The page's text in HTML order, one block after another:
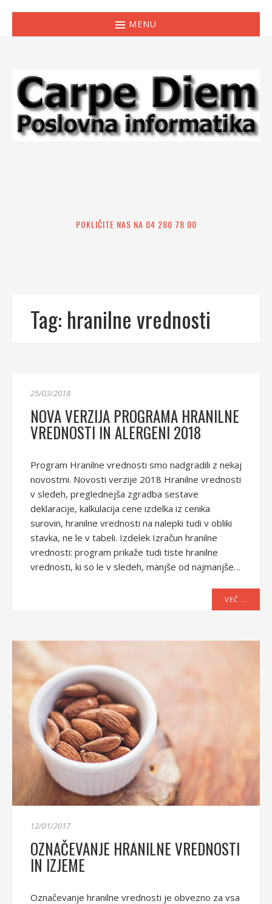
MENU
POKLIČITE NAS NA 04 280 78 00
Tag: hranilne vrednosti
25/03/2018
NOVA VERZIJA PROGRAMA HRANILNE
VREDNOSTI IN ALERGENI 2018
Program Hranilne vrednosti smo nadgradili z nekaj
novostmi. Novosti verzije 2018 Hranilne vrednosti
v sledeh, preglednejša zgradba sestave
deklaracije, kalkulacija cene izdelka iz cenika
surovin, hranilne vrednosti na nalepki tudi v obliki
stavka, ne le v tabeli. Izdelek Izračun hranilne
vrednosti: program prikaže tudi tiste hranilne
vrednosti, ki so le v sledeh, manjše od najmanjše…
VEČ …
12/01/2017
OZNAČEVANJE HRANILNE VREDNOSTI
IN IZJEME
Označevanje hranilne vrednosti je obvezno za vsa